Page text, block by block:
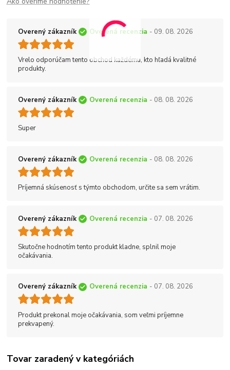
Overený zákazník Overená recenzia - 09. 08. 2026
Vrelo odporúčam tento obchod každému, kto hľadá kvalitné
produkty.
Overený zákazník Overená recenzia - 08. 08. 2026
Super
Overený zákazník Overená recenzia - 08. 08. 2026
Príjemná skúsenosť s týmto obchodom, určite sa sem vrátim.
Overený zákazník Overená recenzia - 07. 08. 2026
Skutočne hodnotím tento produkt kladne, splnil moje
očakávania.
Overený zákazník Overená recenzia - 07. 08. 2026
Produkt prekonal moje očakávania, som veľmi príjemne
prekvapený.
Tovar zaradený v kategóriách